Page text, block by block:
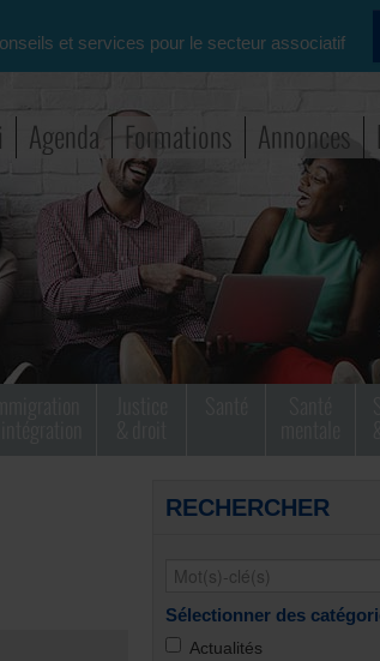
et services pour le secteur associatif
Agenda Formations Annonces
RECHERCHER
Sélectionner des
Actualités